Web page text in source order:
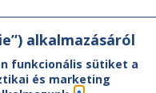
alkalmazásáról
funkcionális sütiket a
és marketing